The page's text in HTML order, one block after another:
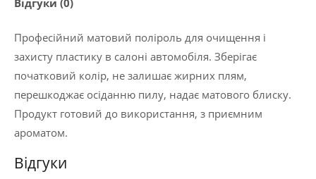
вінілу
з
ароматом
яблуко
"POLYROLE
MATTE",
1л.
Професійний матовий поліроль для очищення і
захисту пластику в салоні автомобіля. Зберігає
початковий колір, не залишає жирних плям,
перешкоджає осіданню пилу, надає матового блиску.
Продукт готовий до використання, з приємним
ароматом.
Відгуки